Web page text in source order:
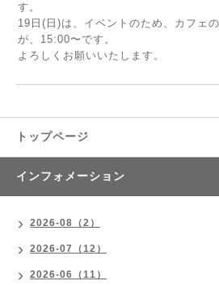
す。
19日(日)は、イベントのため、カフェ
が、15:00〜です。
よろしくお願いいたします。
トップページ
インフォメーション
2026-08（2）
2026-07（12）
2026-06（11）